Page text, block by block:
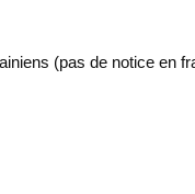
(pas de notice en